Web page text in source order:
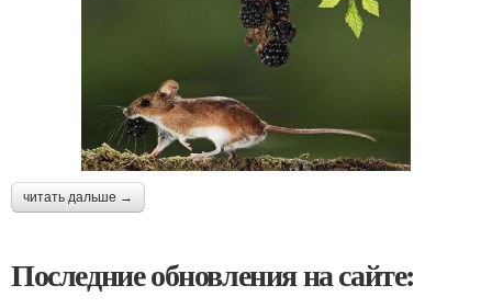
читать дальше →
Последние обновления на сайте: